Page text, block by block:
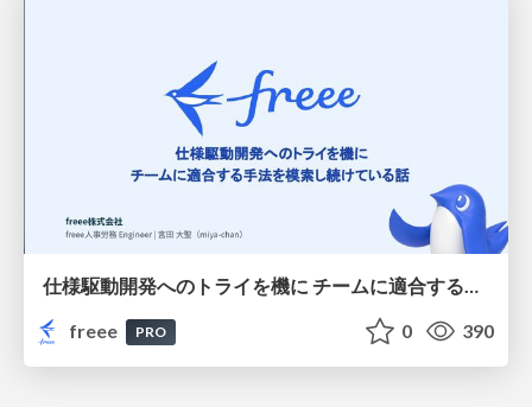
仕様駆動開発へのトライを機に チームに適合する手法を模索し続けている話
freee
PRO 0 390